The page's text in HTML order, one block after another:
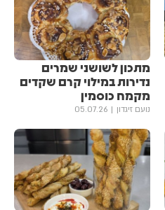
מתכון לשושני שמרים
נדירות במילוי קרם שקדים
מקמח כוסמין
נועם זיגדון 05.07.26